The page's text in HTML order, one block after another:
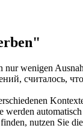
nur wenigen
считалось,
werden
nutzen Sie